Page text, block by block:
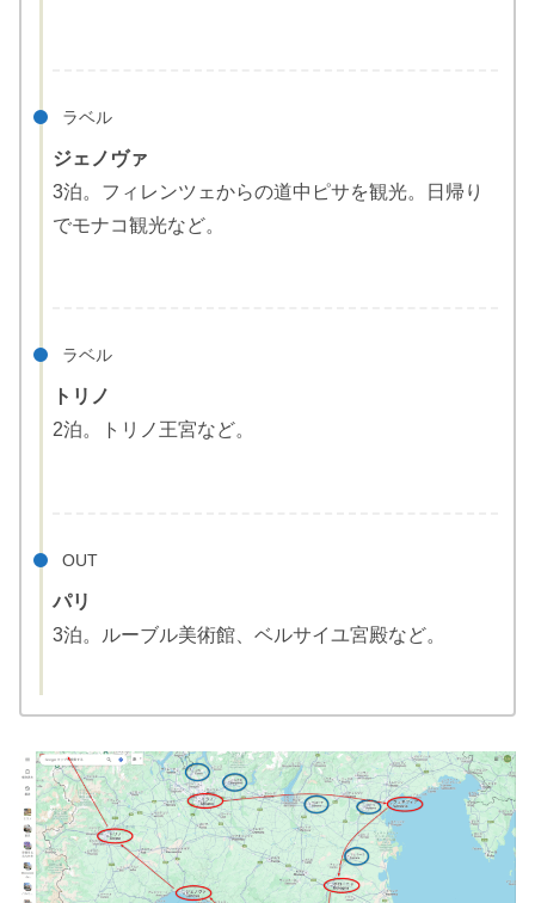
ラベル
ジェノヴァ
3泊。フィレンツェからの道中ピサを観光。日帰り
でモナコ観光など。
ラベル
トリノ
2泊。トリノ王宮など。
OUT
パリ
3泊。ルーブル美術館、ベルサイユ宮殿など。